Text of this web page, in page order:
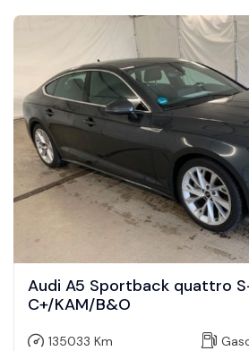
Audi A5 Sportback quattro
C+/KAM/B&O
135033 Km